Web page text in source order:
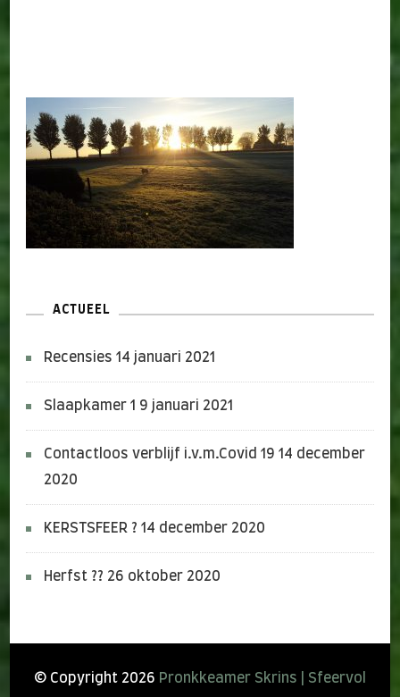
ACTUEEL
Recensies 14 januari 2021
Slaapkamer 1 9 januari 2021
Contactloos verblijf i.v.m.Covid 19 14 december
2020
KERSTSFEER ? 14 december 2020
Herfst ?? 26 oktober 2020
© Copyright 2026 Pronkkeamer Skrins | Sfeervol